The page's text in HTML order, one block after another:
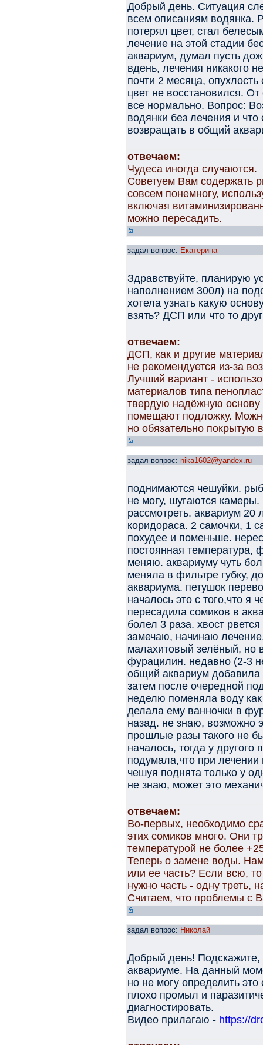
Добрый день. Ситуация
всем описаниям водянка.
потерял цвет, стал
лечение на этой стадии
аквариум, думал пусть
вдень, лечения никакого
почти 2 месяца,
цвет не восстановился.
все нормально. Вопрос:
водянки без лечения и
возвращать в общий
отвечаем:
Чудеса иногда случаются.
Советуем Вам содержать
совсем понемногу,
включая
можно пересадить.
задал вопрос: Екатерина
Здравствуйте, планирую
наполнением 300л) на
хотела узнать какую
взять? ДСП или что то
отвечаем:
ДСП, как и другие
не рекомендуется из-за
Лучший вариант -
материалов типа
твердую надёжную основу
помещают подложку.
но обязательно покрытую
задал вопрос: nika1602@yandex.ru
поднимаются чешуйки.
не могу, шугаются
рассмотреть. аквариум 20
коридораса. 2 самочки, 1
похудее и поменьше.
постоянная температура,
меняю. аквариуму чуть
меняла в фильтре губку,
аквариума. петушок
началось это с того,что я
пересадила сомиков в
болел 3 раза. хвост
замечаю, начинаю
малахитовый зелёный, но
фурацилин. недавно (2-3
общий аквариум
затем после очередной
неделю поменяла воду
делала ему ванночки в
назад. не знаю, возможно
прошлые разы такого не
началось, тогда у
подумала,что при
чешуя поднята только у
не знаю, может это
отвечаем:
Во-первых, необходимо
этих сомиков много. Они
температурой не более
Теперь о замене воды.
или ее часть? Если всю,
нужно часть - одну треть,
Считаем, что проблемы с
задал вопрос: Николай
Добрый день! Подскажите,
аквариуме. На данный
но не могу определить
плохо промыл и
диагностировать.
Видео прилагаю - https://